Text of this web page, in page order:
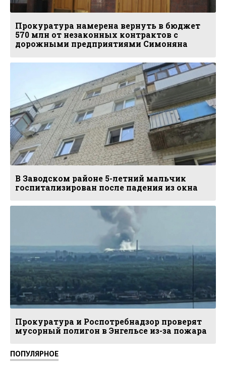
Прокуратура намерена вернуть в бюджет
570 млн от незаконных контрактов с
дорожными предприятиями Симоняна
В Заводском районе 5-летний мальчик
госпитализирован после падения из окна
Прокуратура и Роспотребнадзор проверят
мусорный полигон в Энгельсе из-за пожара
ПОПУЛЯРНОЕ